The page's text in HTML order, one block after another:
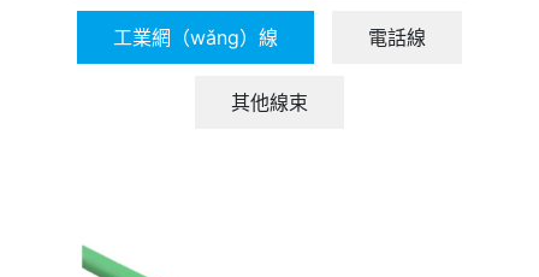
工業網（wǎng）線 電話線
其他線束